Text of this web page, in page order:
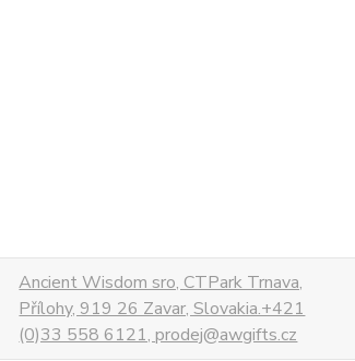
Ancient Wisdom sro, CTPark Trnava,
Přílohy, 919 26 Zavar, Slovakia.+421
(0)33 558 6121, prodej@awgifts.cz